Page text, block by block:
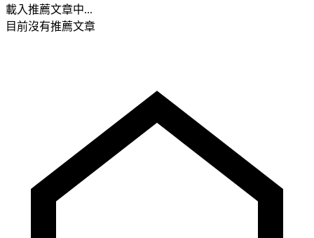
載入推薦文章中...
目前沒有推薦文章